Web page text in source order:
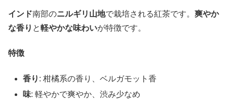
インド南部のニルギリ山地で栽培される紅茶です。 爽やか
な香り と軽やかな味わいが特徴です。
特徴
香り : 柑橘系の香り、ベルガモット香
味: 軽やかで爽やか、渋み少なめ